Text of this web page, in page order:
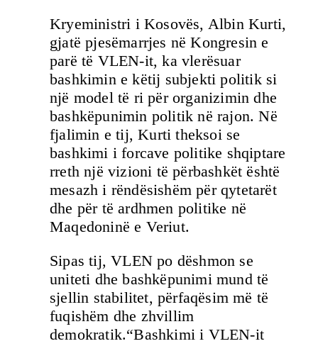
Kryeministri i Kosovës, Albin Kurti,
gjatë pjesëmarrjes në Kongresin e
parë të VLEN-it, ka vlerësuar
bashkimin e këtij subjekti politik si
një model të ri për organizimin dhe
bashkëpunimin politik në rajon. Në
fjalimin e tij, Kurti theksoi se
bashkimi i forcave politike shqiptare
rreth një vizioni të përbashkët është
mesazh i rëndësishëm për qytetarët
dhe për të ardhmen politike në
Maqedoninë e Veriut.
Sipas tij, VLEN po dëshmon se
uniteti dhe bashkëpunimi mund të
sjellin stabilitet, përfaqësim më të
fuqishëm dhe zhvillim
demokratik.“Bashkimi i VLEN-it